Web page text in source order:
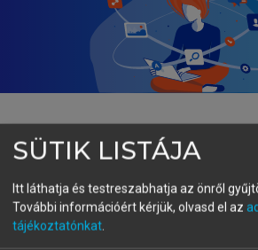
TÓTH JÓZSEF
SÜTIK LISTÁJA
Itt láthatja és testreszabhatja az önről
További információért kérjük, olvasd el az
tájékoztatónkat